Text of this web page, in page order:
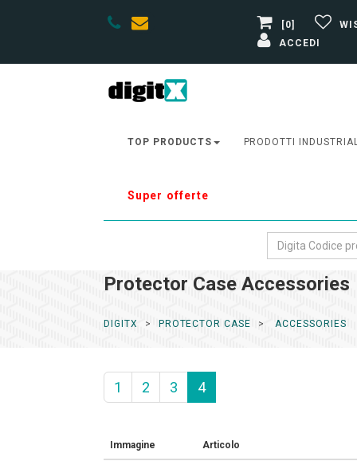
[0]
ACCEDI
TOP PRODUCTS PRODOTTI
Super offerte
Protector Case Accessories
DIGITX PROTECTOR CASE ACCESSORIES
1 2 3 4
Immagine Articolo